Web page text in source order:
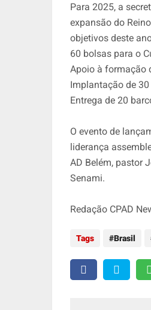
Para 2025, a
expansão do
objetivos deste
60 bolsas para o
Apoio à formação
Implantação de
Entrega de 20
O evento de
liderança
AD Belém, pastor
Senami.
Redação CPAD
Tags Brasil